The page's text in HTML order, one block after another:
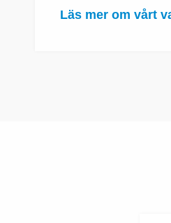
Läs mer om vårt